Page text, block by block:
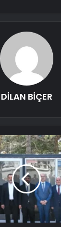
DİLAN BİÇER